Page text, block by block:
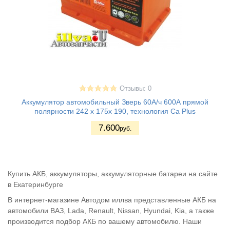
Отзывы: 0
Аккумулятор автомобильный Зверь 60А/ч 600А прямой
полярности 242 х 175х 190, технология Ca Plus
7.600руб.
Купить АКБ, аккумуляторы, аккумуляторные батареи на сайте
в Екатеринбурге
В интернет-магазине Автодом иллва представленные АКБ на
автомобили ВАЗ, Lada, Renault, Nissan, Hyundai, Kia, а также
производится подбор АКБ по вашему автомобилю. Наши